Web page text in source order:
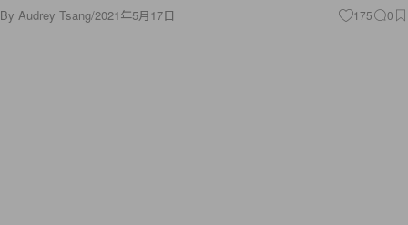
By Audrey Tsang/2021年5月17日 175 0